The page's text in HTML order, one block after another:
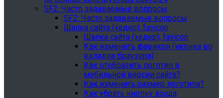
SF2: Часто задаваемые вопросы
SF2: Часто задаваемые вопросы
Шапка сайта (хедер), favicon
Шапка сайта (хедер), favicon
Как изменить фавикон (иконка во
вкладке браузера)
Как отобразить логотип в
мобильной версии сайта?
Как изменить размер логотипа?
Как убрать кнопку входа